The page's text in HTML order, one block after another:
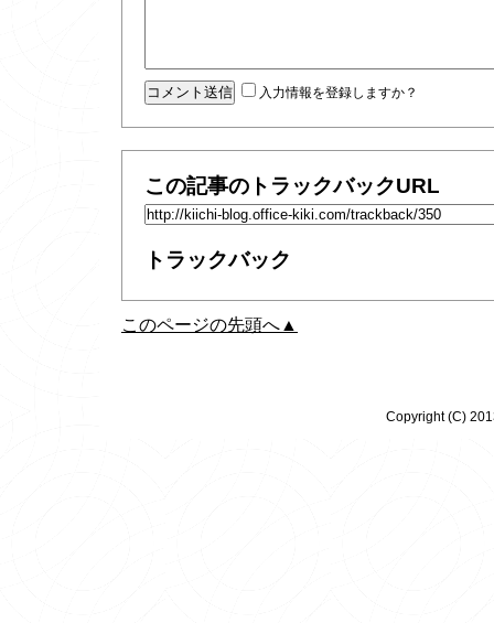
入力情報を登録しますか？
この記事のトラックバックURL
トラックバック
このページの先頭へ▲
Copyright (C)